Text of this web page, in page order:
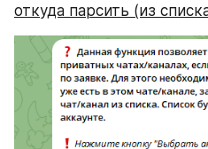
откуда парсить (из